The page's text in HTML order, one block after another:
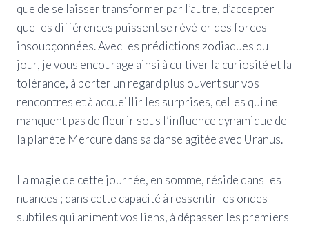
que de se laisser transformer par l’autre, d’accepter
que les différences puissent se révéler des forces
insoupçonnées. Avec les prédictions zodiaques du
jour, je vous encourage ainsi à cultiver la curiosité et la
tolérance, à porter un regard plus ouvert sur vos
rencontres et à accueillir les surprises, celles qui ne
manquent pas de fleurir sous l’influence dynamique de
la planète Mercure dans sa danse agitée avec Uranus.
La magie de cette journée, en somme, réside dans les
nuances ; dans cette capacité à ressentir les ondes
subtiles qui animent vos liens, à dépasser les premiers